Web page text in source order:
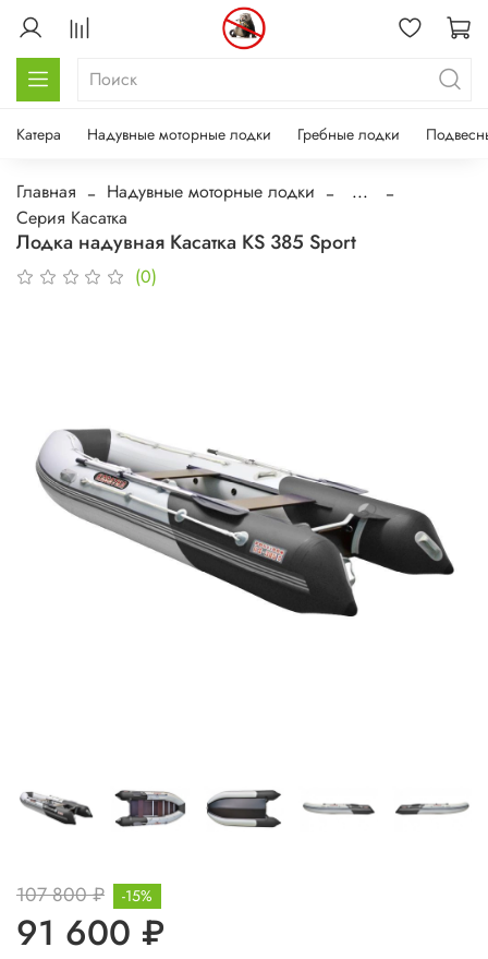
Катера Надувные моторные лодки Гребные лодки
Главная Надувные моторные лодки
...
Серия Касатка
Лодка надувная Касатка KS 385 Sport
(0)
107 800 ₽
91 600 ₽
-15%